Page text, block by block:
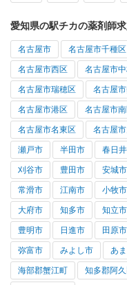
愛知県の駅チカの薬剤師
名古屋市 名古屋市千種区
名古屋市西区 名古屋市
名古屋市瑞穂区 名古屋
名古屋市港区 名古屋市
名古屋市名東区 名古屋
瀬戸市 半田市 春日
刈谷市 豊田市 安城市
常滑市 江南市 小牧市
大府市 知多市 知立市
豊明市 日進市 田原市
弥富市 みよし市 あ
海部郡蟹江町 知多郡阿